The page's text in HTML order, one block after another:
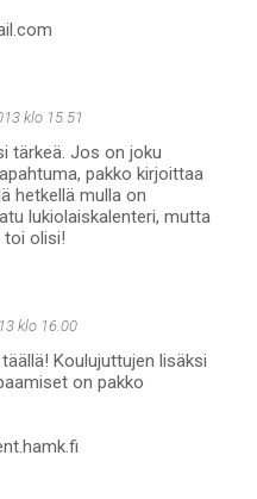
klo 15.51
tärkeä. Jos on joku
pakko kirjoittaa
hetkellä mulla on
lukiolaiskalenteri, mutta
toi olisi!
klo 16.00
Koulujuttujen lisäksi
on pakko